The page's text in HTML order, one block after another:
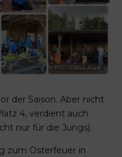
der Saison. Aber nicht
4, verdient auch
nur für die Jungs).
zum Osterfeuer in